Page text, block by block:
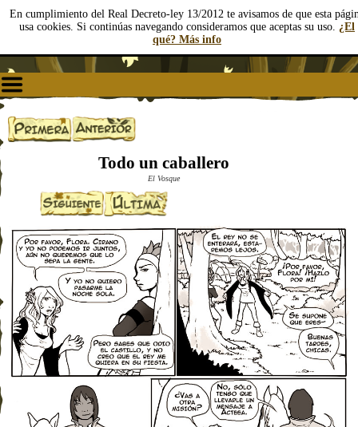
En cumplimiento del Real Decreto-ley 13/2012 te avisamos de que esta
usa cookies. Si continúas navegando consideramos que aceptas su uso. ¿El
qué? Más info
Todo un caballero
El Vosque